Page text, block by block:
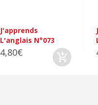
J'apprends
L'anglais N°073
4,80€